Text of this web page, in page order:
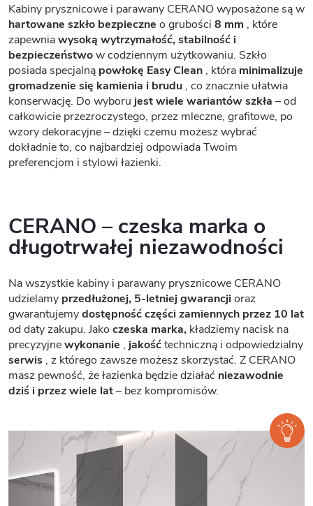
Kabiny prysznicowe i parawany CERANO wyposażone są w
hartowane szkło bezpieczne o grubości 8 mm , które
zapewniawysoką wytrzymałość, stabilność i
bezpieczeństwow codziennym użytkowaniu. Szkło
posiada specjalną powłokę Easy Clean , która minimalizuje
gromadzenie się kamienia i brudu , co znacznie ułatwia
konserwację. Do wyboru jest wiele wariantów szkła – od
całkowicie przezroczystego, przez mleczne, grafitowe, po
wzory dekoracyjne – dzięki czemu możesz wybrać
dokładnie to, co najbardziej odpowiada Twoim
preferencjom i stylowi łazienki.
CERANO – czeska marka o
długotrwałej niezawodności
Na wszystkie kabiny i parawany prysznicowe CERANO
udzielamy przedłużonej, 5-letniej gwarancjioraz
gwarantujemydostępność części zamiennych przez 10 lat
od daty zakupu. Jako czeska marka, kładziemy nacisk na
precyzyjnewykonanie , jakośćtechniczną i odpowiedzialny
serwis , z którego zawsze możesz skorzystać. Z CERANO
masz pewność, że łazienka będzie działać niezawodnie
dziś i przez wiele lat– bez kompromisów.